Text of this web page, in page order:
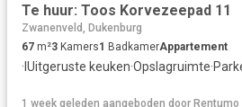
Te huur: Toos Korvezeepad 11
Zwanenveld, Dukenburg
67 m²3 Kamers1 BadkamerAppartement
· IUitgeruste keuken·Opslagruimte·
1 week geleden aangeboden door Rentumo